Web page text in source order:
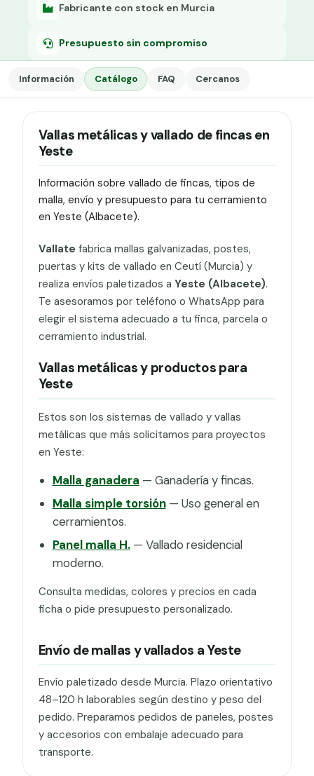
Fabricante con stock en Murcia
Presupuesto sin compromiso
Información Catálogo FAQ Cercanos
Vallas metálicas y vallado de fincas en
Yeste
Información sobre vallado de fincas, tipos de
malla, envío y presupuesto para tu cerramiento
en Yeste (Albacete).
Vallate fabrica mallas galvanizadas, postes,
puertas y kits de vallado en Ceutí (Murcia) y
realiza envíos paletizados a Yeste (Albacete).
Te asesoramos por teléfono o WhatsApp para
elegir el sistema adecuado a tu finca, parcela o
cerramiento industrial.
Vallas metálicas y productos para
Yeste
Estos son los sistemas de vallado y vallas
metálicas que más solicitamos para proyectos
en Yeste:
Malla ganadera — Ganadería y fincas.
Malla simple torsión— Uso general en
cerramientos.
Panel malla H.— Vallado residencial
moderno.
Consulta medidas, colores y precios en cada
ficha o pide presupuesto personalizado.
Envío de mallas y vallados a Yeste
Envío paletizado desde Murcia. Plazo orientativo
48–120 h laborables según destino y peso del
pedido. Preparamos pedidos de paneles, postes
y accesorios con embalaje adecuado para
transporte.